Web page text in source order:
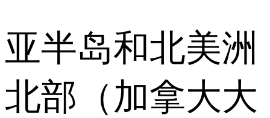
亚半岛和北美洲
北部（加拿大大